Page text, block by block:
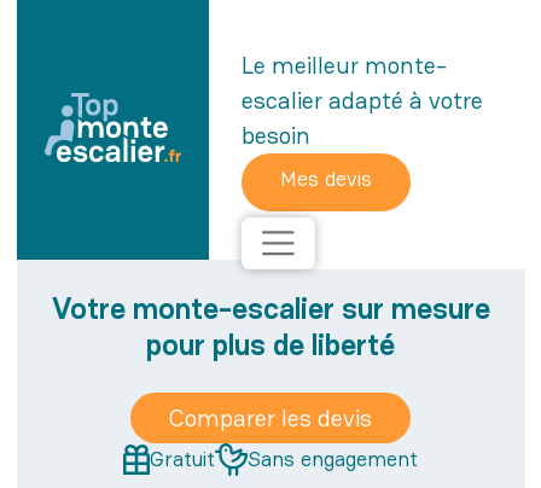
Le meilleur monte-
escalier adapté à votre
besoin
Votre monte-escalier sur mesure
pour plus de liberté
Comparer les devis
Gratuit Sans engagement